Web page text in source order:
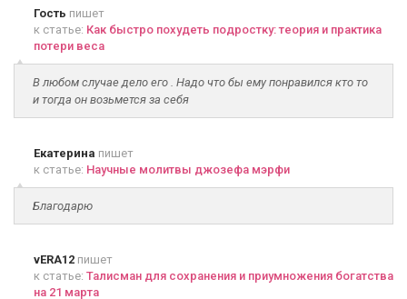
Гость пишет
к статье: Как быстро похудеть подростку: теория и практика
потери веса
В любом случае дело его . Надо что бы ему понравился кто то
и тогда он возьмется за себя
Екатерина пишет
к статье: Научные молитвы джозефа мэрфи
Благодарю
vERA12 пишет
к статье: Талисман для сохранения и приумножения богатства
на 21 марта